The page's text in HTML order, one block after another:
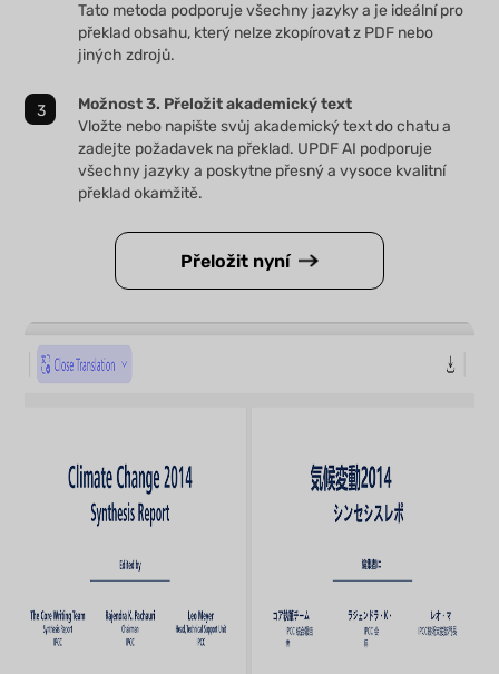
Tato metoda podporuje všechny jazyky a je ideální pro
překlad obsahu, který nelze zkopírovat z PDF nebo
jiných zdrojů.
Možnost 3. Přeložit akademický text
Vložte nebo napište svůj akademický text do chatu a
zadejte požadavek na překlad. UPDF AI podporuje
všechny jazyky a poskytne přesný a vysoce kvalitní
překlad okamžitě.
Přeložit nyní